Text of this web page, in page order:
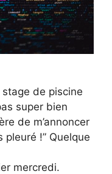
de piscine
super bien
de m’annoncer
pleuré !” Quelque
mercredi.